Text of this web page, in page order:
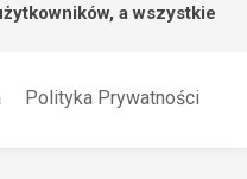
a wszystkie
Polityka Prywatności